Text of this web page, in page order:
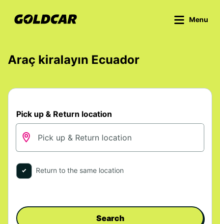
Menu
Araç kiralayın Ecuador
Pick up & Return location
Return to the same location
Search